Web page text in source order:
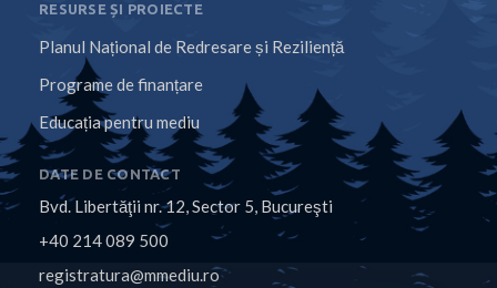
RESURSE ȘI PROIECTE
Planul Național de Redresare și Reziliență
Programe de finanțare
Educația pentru mediu
DATE DE CONTACT
Bvd. Libertăţii nr. 12, Sector 5, Bucureşti
+40 214 089 500
registratura@mmediu.ro